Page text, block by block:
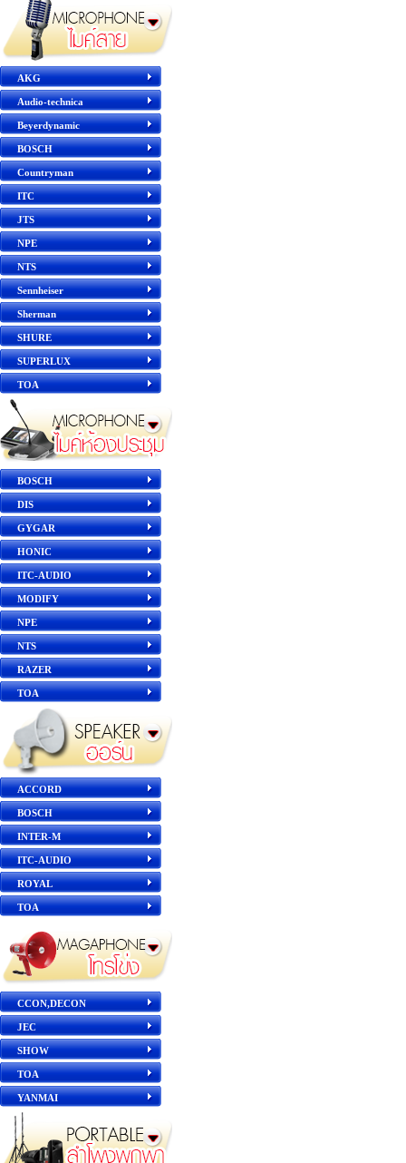
AKG
Audio-technica
Beyerdynamic
BOSCH
Countryman
ITC
JTS
NPE
NTS
Sennheiser
Sherman
SHURE
SUPERLUX
TOA
BOSCH
DIS
GYGAR
HONIC
ITC-AUDIO
MODIFY
NPE
NTS
RAZER
TOA
ACCORD
BOSCH
INTER-M
ITC-AUDIO
ROYAL
TOA
CCON,DECON
JEC
SHOW
TOA
YANMAI